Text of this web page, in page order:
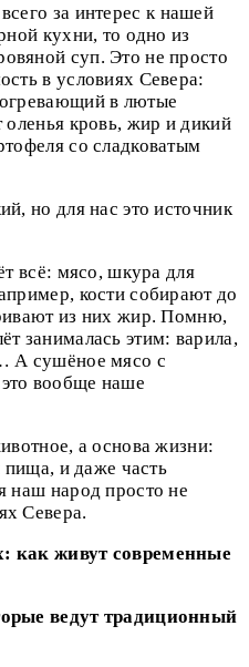
за интерес к нашей
кухни, то одно из
суп. Это не просто
в условиях Севера:
в лютые
оленья кровь, жир и дикий
со сладковатым
но для нас это источник
всё: мясо, шкура для
кости собирают до
из них жир. Помню,
занималась этим: варила,
А сушёное мясо с
вообще наше
а основа жизни:
пища, и даже часть
наш народ просто не
Севера.
как живут современные
ведут традиционный